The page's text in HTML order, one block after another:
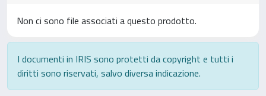
Non ci sono file associati a questo prodotto.
I documenti in IRIS sono protetti da copyright e tutti i
diritti sono riservati, salvo diversa indicazione.